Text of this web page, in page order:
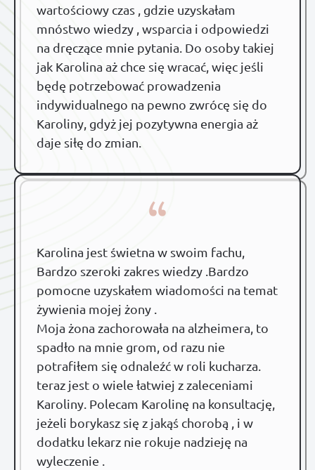
wartościowy czas , gdzie uzyskałam
mnóstwo wiedzy , wsparcia i odpowiedzi
na dręczące mnie pytania. Do osoby takiej
jak Karolina aż chce się wracać, więc jeśli
będę potrzebować prowadzenia
indywidualnego na pewno zwrócę się do
Karoliny, gdyż jej pozytywna energia aż
daje siłę do zmian.
“
Karolina jest świetna w swoim fachu,
Bardzo szeroki zakres wiedzy .Bardzo
pomocne uzyskałem wiadomości na temat
żywienia mojej żony .
Moja żona zachorowała na alzheimera, to
spadło na mnie grom, od razu nie
potrafiłem się odnaleźć w roli kucharza.
teraz jest o wiele łatwiej z zaleceniami
Karoliny. Polecam Karolinę na konsultację,
jeżeli borykasz się z jakąś chorobą , i w
dodatku lekarz nie rokuje nadzieję na
wyleczenie .